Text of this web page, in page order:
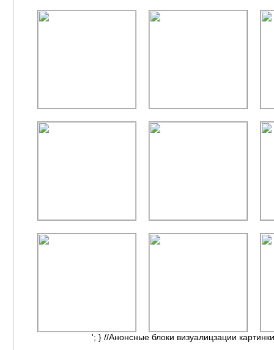
'; } //Анонсные блоки визуалицзации